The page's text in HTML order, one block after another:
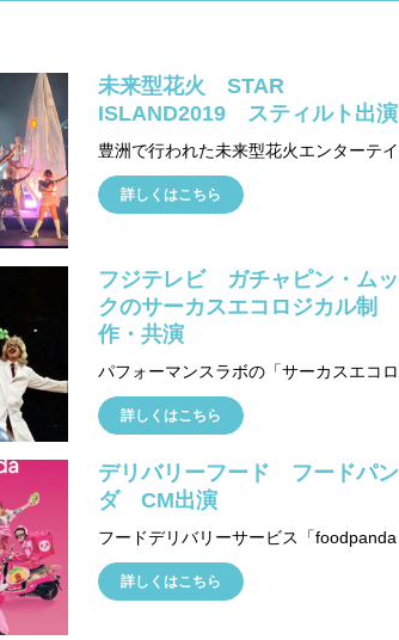
未来型花火 STAR
ISLAND2019 スティルト出演
詳しくはこちら
フジテレビ ガチャピン・ムッ
クのサーカスエコロジカル制
作・共演
詳しくはこちら
デリバリーフード フードパン
ダ CM出演
詳しくはこちら